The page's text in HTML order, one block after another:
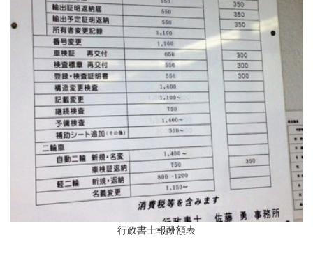
行政書士報酬額表